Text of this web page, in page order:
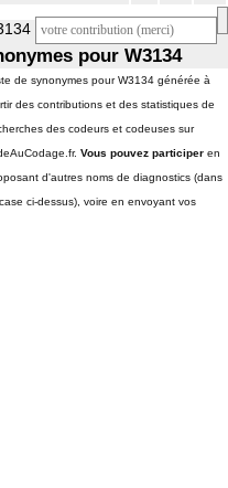
pour W3134
de synonymes pour W3134 générée à
des contributions et des statistiques de
des codeurs et codeuses sur
Vous pouvez participer en
d'autres noms de diagnostics (dans
ci-dessus), voire en envoyant vos